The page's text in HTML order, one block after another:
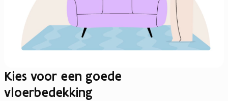
Kies voor een goede
vloerbedekking